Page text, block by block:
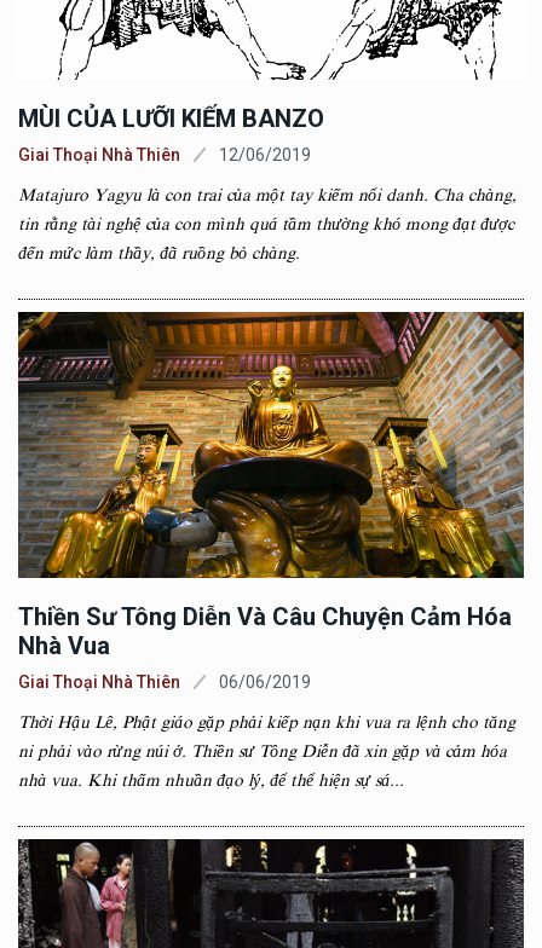
MÙI CỦA LƯỠI KIẾM BANZO
Giai Thoại Nhà Thiên 12/06/2019
Matajuro Yagyu là con trai của một tay kiếm nổi danh. Cha chàng,
tin rằng tài nghệ của con mình quá tầm thường khó mong đạt được
đến mức làm thầy, đã ruồng bỏ chàng.
Thiền Sư Tông Diễn Và Câu Chuyện Cảm Hóa
Nhà Vua
Giai Thoại Nhà Thiên 06/06/2019
Thời Hậu Lê, Phật giáo gặp phải kiếp nạn khi vua ra lệnh cho tăng
ni phải vào rừng núi ở. Thiền sư Tông Diễn đã xin gặp và cảm hóa
nhà vua. Khi thấm nhuần đạo lý, để thể hiện sự sá...